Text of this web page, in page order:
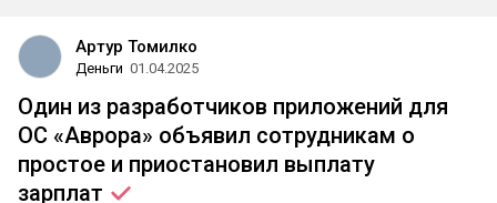
Артур Томилко
Деньги 01.04.2025
Один из разработчиков приложений для
ОС «Аврора» объявил сотрудникам о
простое и приостановил выплату
зарплат